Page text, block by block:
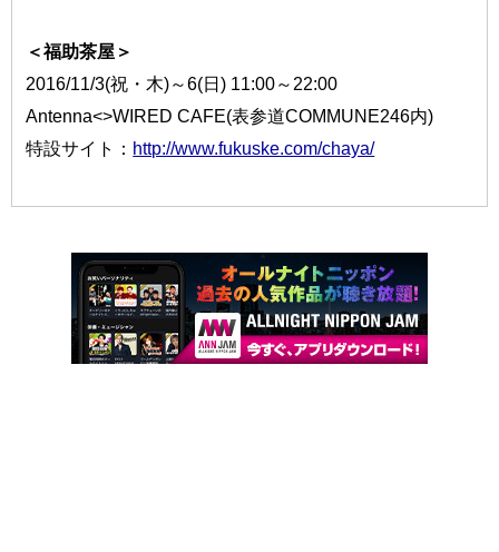
＜福助茶屋＞
2016/11/3(祝・木)～6(日) 11:00～22:00
Antenna<>WIRED CAFE(表参道COMMUNE246内)
特設サイト： http://www.fukuske.com/chaya/